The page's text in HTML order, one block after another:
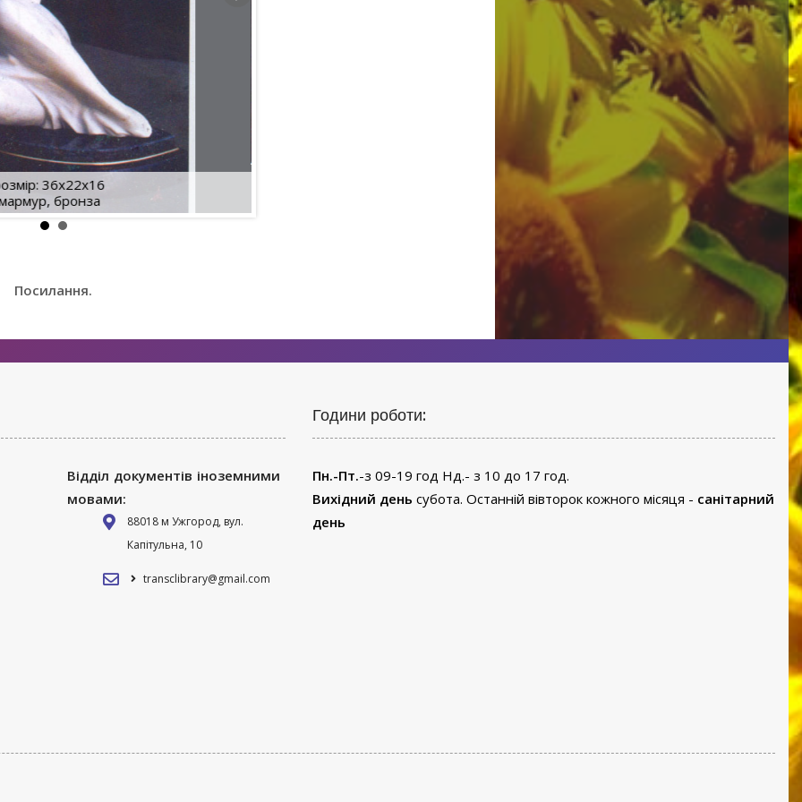
36х22х16
бронза
Посилання.
Відділ документів іноземними
мовами:
88018 м Ужгород, вул.
Капітульна, 10
transclibrary@gmail.com
Години роботи:
Пн.-Пт.-з 09-19 год Нд.- з 10 до 17 год.
Вихідний день субота. Останній вівторок кожного місяця - санітарний
день